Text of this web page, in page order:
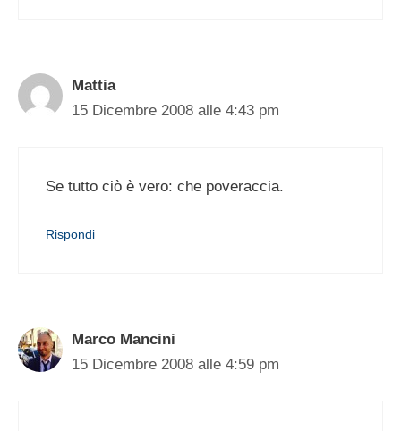
Mattia
15 Dicembre 2008 alle 4:43 pm
Se tutto ciò è vero: che poveraccia.
Rispondi
Marco Mancini
15 Dicembre 2008 alle 4:59 pm